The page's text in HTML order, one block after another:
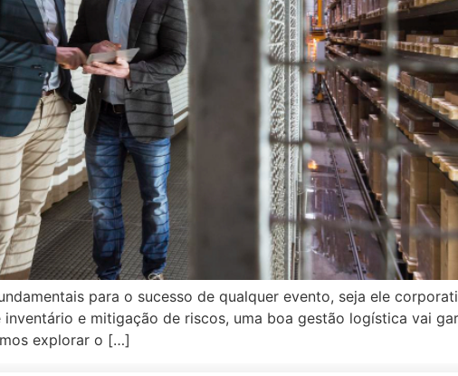
para o sucesso de qualquer evento, seja ele
e mitigação de riscos, uma boa gestão logística vai
explorar o […]